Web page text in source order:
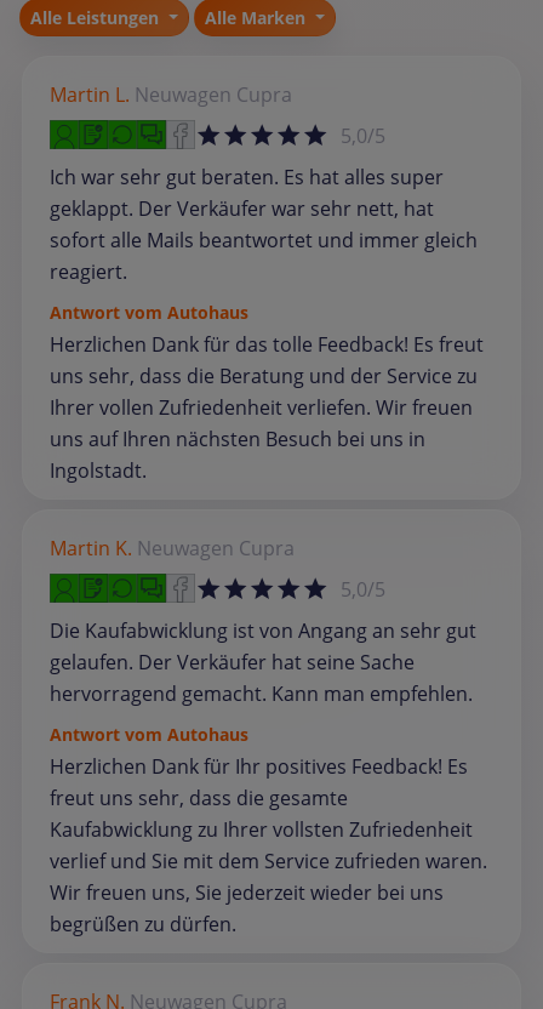
Alle Leistungen Alle Marken
Martin L. Neuwagen Cupra
5,0/5
Ich war sehr gut beraten. Es hat alles super
geklappt. Der Verkäufer war sehr nett, hat
sofort alle Mails beantwortet und immer gleich
reagiert.
Antwort vom Autohaus
Herzlichen Dank für das tolle Feedback! Es freut
uns sehr, dass die Beratung und der Service zu
Ihrer vollen Zufriedenheit verliefen. Wir freuen
uns auf Ihren nächsten Besuch bei uns in
Ingolstadt.
Martin K. Neuwagen Cupra
5,0/5
Die Kaufabwicklung ist von Angang an sehr gut
gelaufen. Der Verkäufer hat seine Sache
hervorragend gemacht. Kann man empfehlen.
Antwort vom Autohaus
Herzlichen Dank für Ihr positives Feedback! Es
freut uns sehr, dass die gesamte
Kaufabwicklung zu Ihrer vollsten Zufriedenheit
verlief und Sie mit dem Service zufrieden waren.
Wir freuen uns, Sie jederzeit wieder bei uns
begrüßen zu dürfen.
Frank N. Neuwagen Cupra